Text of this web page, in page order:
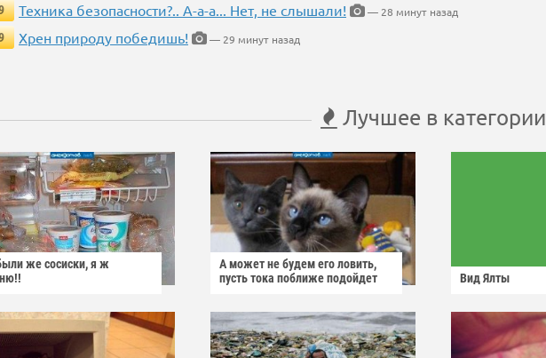
Техника безопасности?.. А-а-а... Нет, не слышали!
— 28 минут назад
Хрен природу победишь! — 29 минут назад
Лучшее в категории
же сосиски, я ж
А может не будем его ловить,
пусть тока поближе подойдет
Вид Ялты